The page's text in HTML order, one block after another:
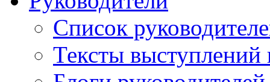
Список
Тексты выступлений